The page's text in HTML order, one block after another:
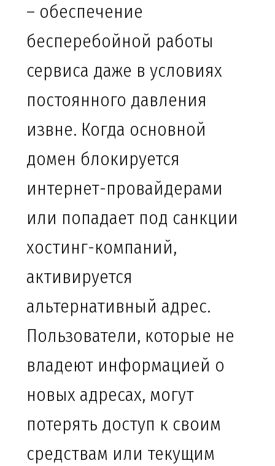
– обеспечение
бесперебойной работы
сервиса даже в условиях
постоянного давления
извне. Когда основной
домен блокируется
интернет-провайдерами
или попадает под санкции
хостинг-компаний,
активируется
альтернативный адрес.
Пользователи, которые не
владеют информацией о
новых адресах, могут
потерять доступ к своим
средствам или текущим